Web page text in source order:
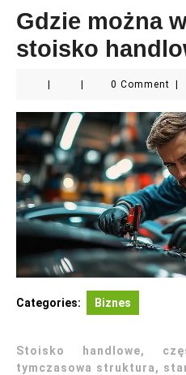
Gdzie można
stoisko
0 Comment
Categories: Biznes
Stoisko handlowe,
tymczasowa struktura,